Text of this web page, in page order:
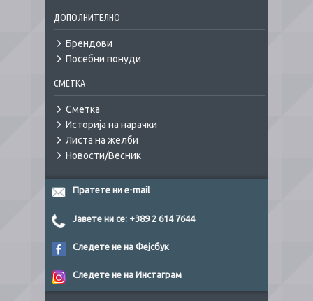
ДОПОЛНИТЕЛНО
Брендови
Посебни понуди
СМЕТКА
Сметка
Историја на нарачки
Листа на желби
Новости/Весник
Пратете ни e-mail
Јавете ни се: +389 2 614 7644
Следете не на Фејсбук
Следете не на Инстаграм